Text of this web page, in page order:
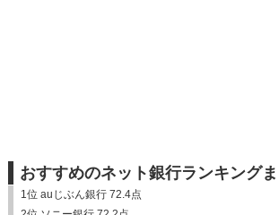
おすすめのネット銀行ランキング
1位 auじぶん銀行 72.4点